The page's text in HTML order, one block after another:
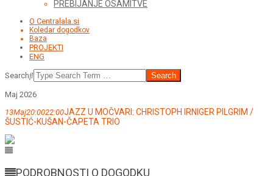
PREBIJANJE OSAMITVE
O Centralala.si
Koledar dogodkov
Baza
PROJEKTI
ENG
Search
Maj 2026
13Maj20:0022:00JAZZ U MOČVARI: CHRISTOPH IRNIGER PILGRIM /
ŠUSTIĆ-KUŠAN-ČAPETA TRIO
PODROBNOSTI O DOGODKU